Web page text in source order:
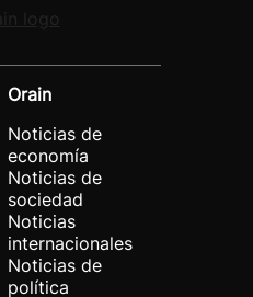
Orain
Noticias de
economía
Noticias de
sociedad
Noticias
internacionales
Noticias de
política